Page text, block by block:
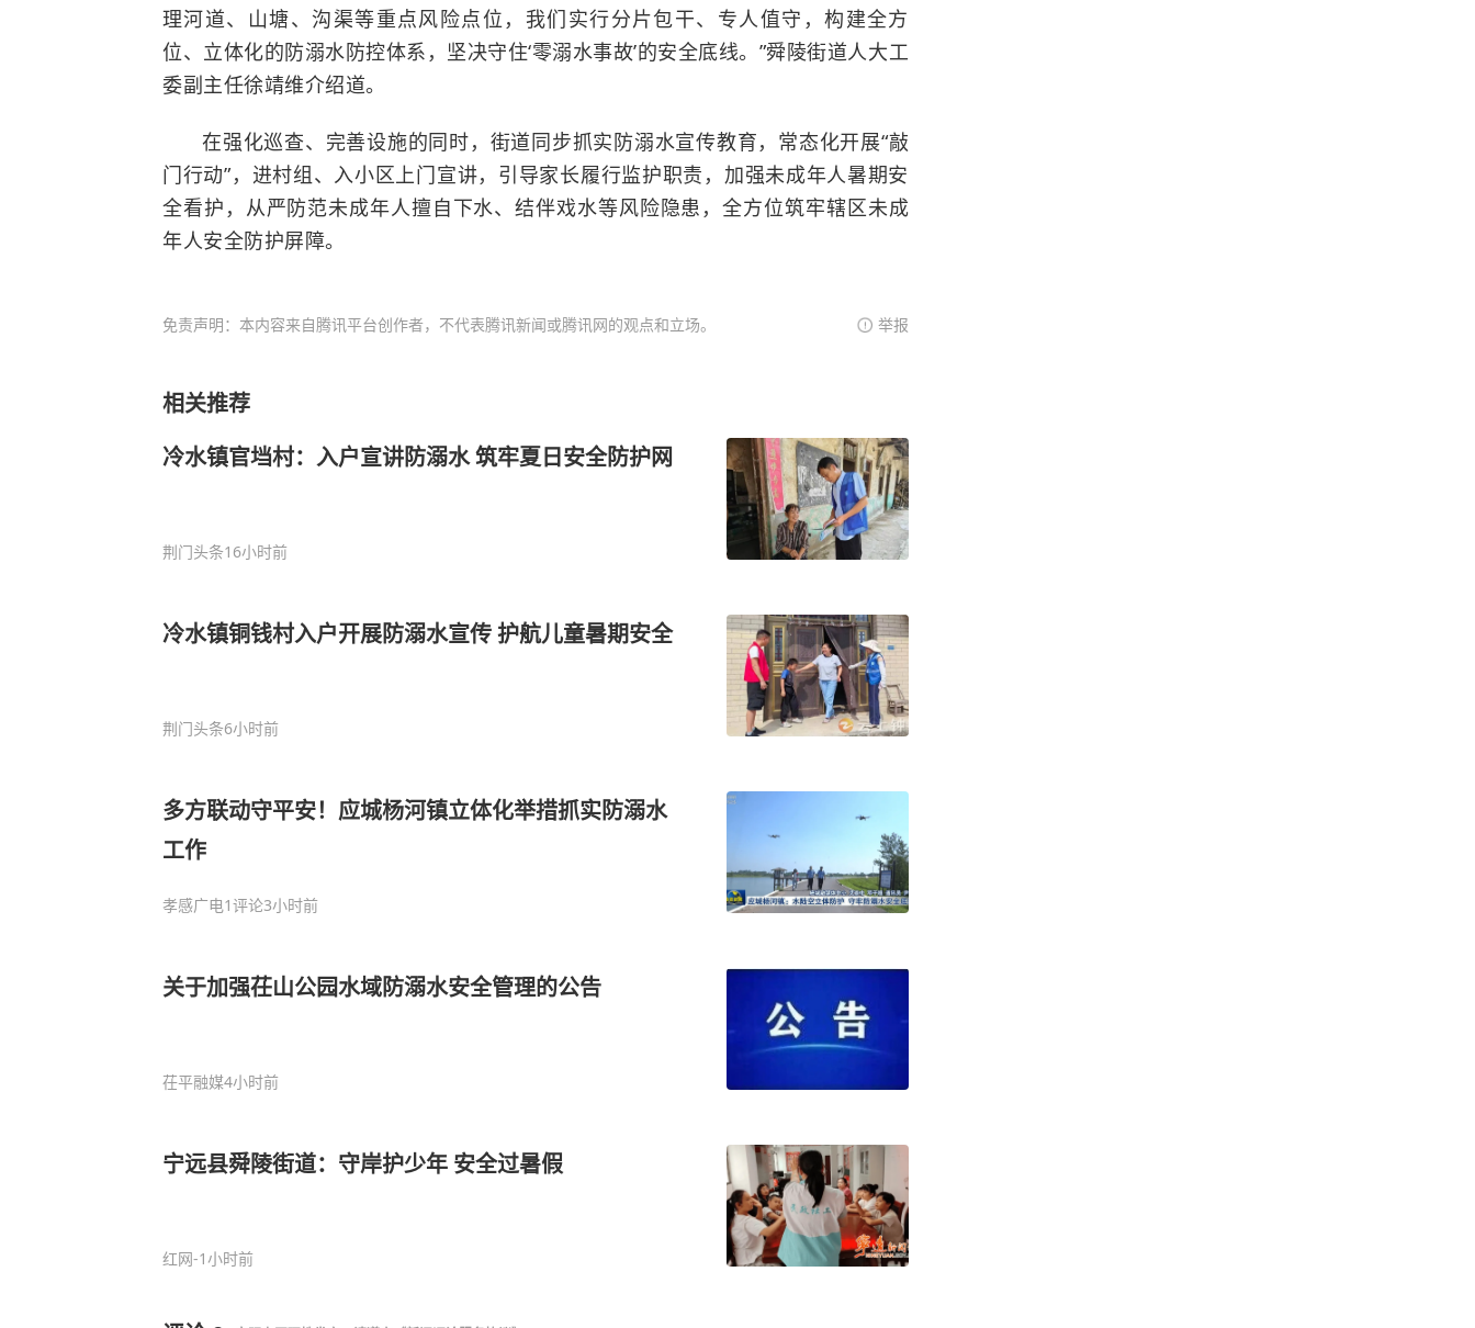
理河道、山塘、沟渠等重点风险点位，我们实行分片包干、专人值守，构建全方
位、立体化的防溺水防控体系，坚决守住‘零溺水事故’的安全底线。”舜陵街道人大工
委副主任徐靖维介绍道。
在强化巡查、完善设施的同时，街道同步抓实防溺水宣传教育，常态化开展“敲
门行动”，进村组、入小区上门宣讲，引导家长履行监护职责，加强未成年人暑期安
全看护，从严防范未成年人擅自下水、结伴戏水等风险隐患，全方位筑牢辖区未成
年人安全防护屏障。
免责声明：本内容来自腾讯平台创作者，不代表腾讯新闻或腾讯网的观点和立场。 举报
相关推荐
冷水镇官垱村：入户宣讲防溺水 筑牢夏日安全防护网
荆门头条16小时前
冷水镇铜钱村入户开展防溺水宣传 护航儿童暑期安全
荆门头条6小时前
多方联动守平安！应城杨河镇立体化举措抓实防溺水
工作
孝感广电1评论3小时前
关于加强茌山公园水域防溺水安全管理的公告
茌平融媒4小时前
宁远县舜陵街道：守岸护少年 安全过暑假
红网-1小时前